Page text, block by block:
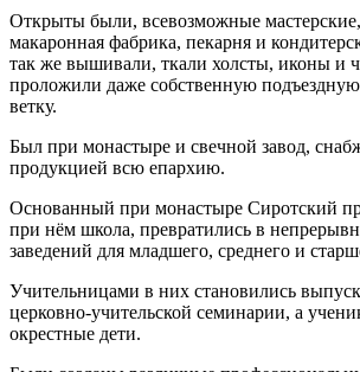
Открыты были, всевозможные
макаронная фабрика, пекарня и
так же вышивали, ткали холсты, иконы и
проложили даже собственную
ветку.
Был при монастыре и свечной завод,
продукцией всю епархию.
Основанный при монастыре Сиротский
при нём школа, превратились в
заведений для младшего, среднего и
Учительницами в них становились
церковно-учительской семинарии, а
окрестные дети.